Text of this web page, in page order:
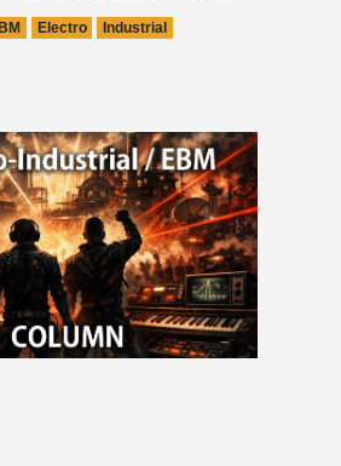
Electro Industrial